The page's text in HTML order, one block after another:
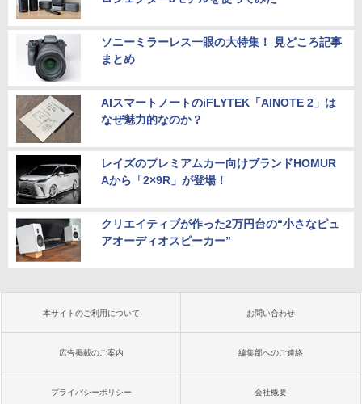
ソニーミラーレス一眼の大特集！ 見どころ記事
まとめ
AIスマートノートのiFLYTEK「AINOTE 2」は
なぜ魅力的なのか？
レイズのプレミアムカー向けブランドHOMUR
Aから「2×9R」が登場！
クリエイティブが作った2万円台の“小さなピュ
アオーディオスピーカー”
本サイトのご利用について お問い合わせ
広告掲載のご案内 編集部へのご連絡
プライバシーポリシー 会社概要